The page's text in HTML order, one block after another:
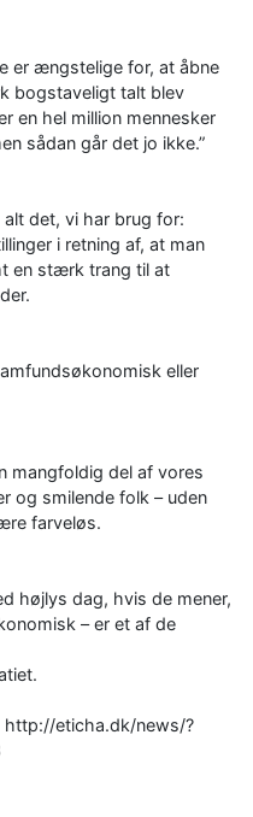
er ængstelige for, at åbne
bogstaveligt talt blev
en hel million mennesker
sådan går det jo ikke.”
det, vi har brug for:
i retning af, at man
en stærk trang til at
eller
mangfoldig del af vores
og smilende folk – uden
farveløs.
højlys dag, hvis de mener,
– er et af de
http://eticha.dk/news/?